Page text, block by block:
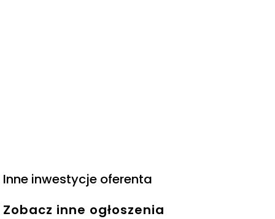
Inne inwestycje oferenta
Zobacz inne ogłoszenia